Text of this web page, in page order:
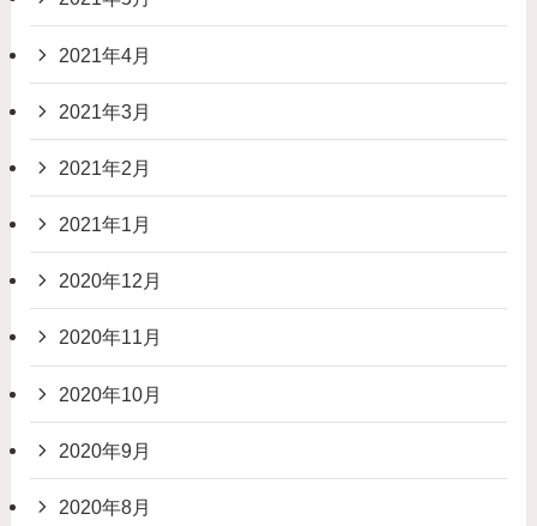
2021年4月
2021年3月
2021年2月
2021年1月
2020年12月
2020年11月
2020年10月
2020年9月
2020年8月